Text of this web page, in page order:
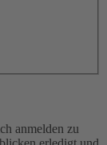
anmelden zu